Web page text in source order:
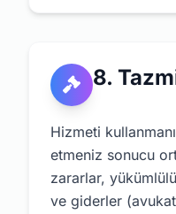
8.
Hizmeti
etmeniz sonucu
zararlar,
ve giderler